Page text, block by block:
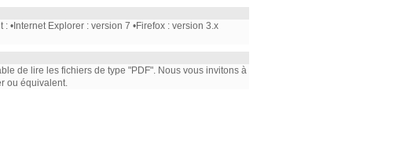
Explorer : version 7 •Firefox : version 3.x
de lire les fichiers de type "PDF". Nous vous invitons à
ou équivalent.